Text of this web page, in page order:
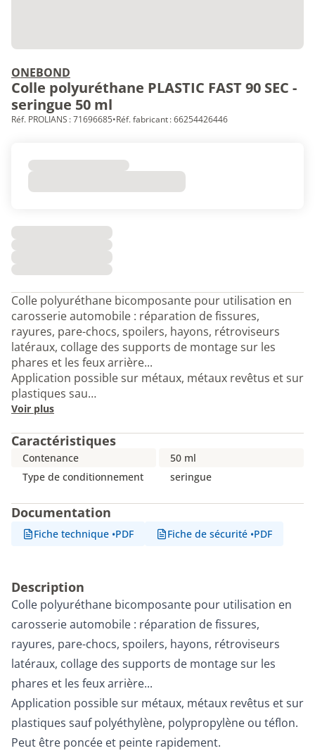
ONEBOND
Colle polyuréthane PLASTIC FAST 90 SEC -
seringue 50 ml
Réf. PROLIANS : 71696685•Réf. fabricant : 66254426446
Colle polyuréthane bicomposante pour utilisation en
carosserie automobile : réparation de fissures,
rayures, pare-chocs, spoilers, hayons, rétroviseurs
latéraux, collage des supports de montage sur les
phares et les feux arrière...
Application possible sur métaux, métaux revêtus et sur
plastiques sau…
Voir plus
Caractéristiques
Contenance
50 ml
Type de conditionnement
seringue
Documentation
Fiche technique •PDF Fiche de sécurité •PDF
Description
Colle polyuréthane bicomposante pour utilisation en
carosserie automobile : réparation de fissures,
rayures, pare-chocs, spoilers, hayons, rétroviseurs
latéraux, collage des supports de montage sur les
phares et les feux arrière...
Application possible sur métaux, métaux revêtus et sur
plastiques sauf polyéthylène, polypropylène ou téflon.
Peut être poncée et peinte rapidement.